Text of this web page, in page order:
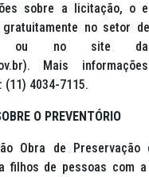
sobre a licitação, o
no setor
ou no site da
Mais
4034-7115.
O PREVENTÓRIO
Obra de Preservação
filhos de pessoas com